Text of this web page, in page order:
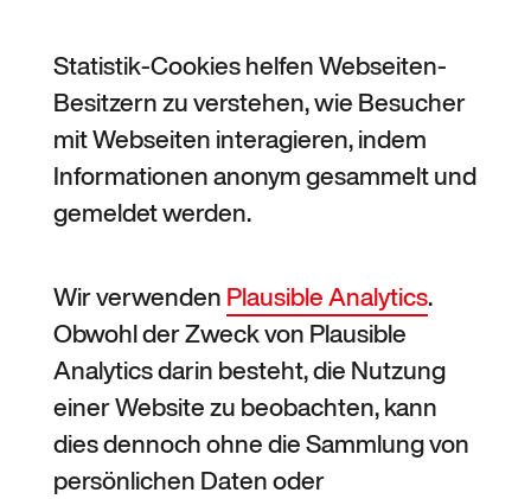
Statistik-Cookies helfen Webseiten-
Besitzern zu verstehen, wie Besucher
mit Webseiten interagieren, indem
Informationen anonym gesammelt und
gemeldet werden.
Wir verwenden Plausible Analytics.
Obwohl der Zweck von Plausible
Analytics darin besteht, die Nutzung
einer Website zu beobachten, kann
dies dennoch ohne die Sammlung von
persönlichen Daten oder